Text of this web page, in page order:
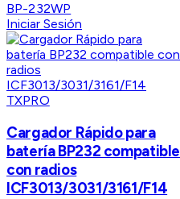
BP-232WP
Iniciar Sesión
TXPRO
Cargador Rápido para
batería BP232 compatible
con radios
ICF3013/3031/3161/F14